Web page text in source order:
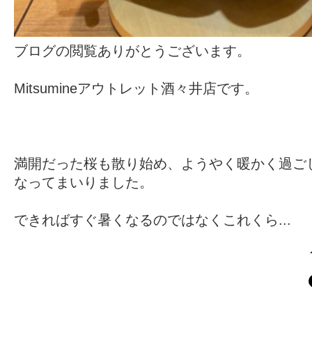
ブログの閲覧ありがとうございます。
Mitsumineアウトレット酒々井店です。
満開だった桜も散り始め、ようやく暖かく過ご
なってまいりました。
できればすぐ暑くなるのではなくこれくら...